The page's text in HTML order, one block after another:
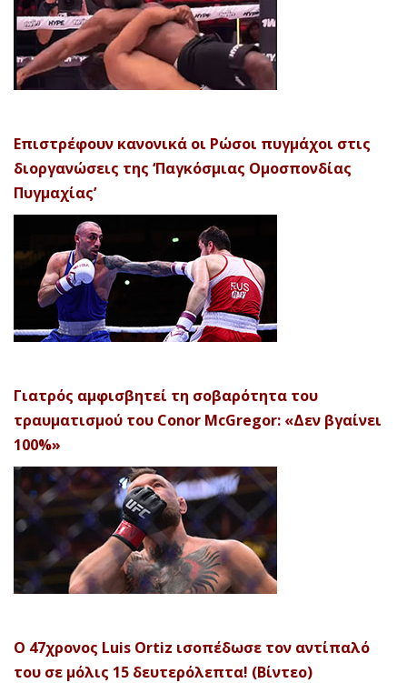
Επιστρέφουν κανονικά οι Ρώσοι πυγμάχοι στις
διοργανώσεις της ‘Παγκόσμιας Ομοσπονδίας
Πυγμαχίας’
Γιατρός αμφισβητεί τη σοβαρότητα του
τραυματισμού του Conor McGregor: «Δεν βγαίνει
100%»
Ο 47χρονος Luis Ortiz ισοπέδωσε τον αντίπαλό
του σε μόλις 15 δευτερόλεπτα! (Βίντεο)